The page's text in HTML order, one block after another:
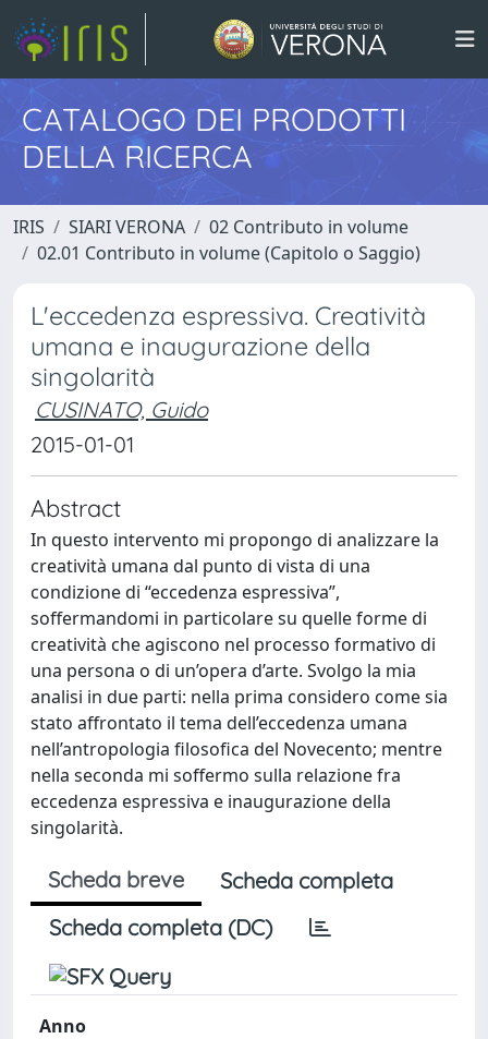
CATALOGO DEI PRODOTTI
DELLA RICERCA
IRIS SIARI VERONA
02 Contributo in volume
02.01 Contributo in volume (Capitolo o Saggio)
L'eccedenza espressiva. Creatività
umana e inaugurazione della
singolarità
CUSINATO, Guido
2015-01-01
Abstract
In questo intervento mi propongo di analizzare la
creatività umana dal punto di vista di una
condizione di “eccedenza espressiva”,
soffermandomi in particolare su quelle forme di
creatività che agiscono nel processo formativo di
una persona o di un’opera d’arte. Svolgo la mia
analisi in due parti: nella prima considero come sia
stato affrontato il tema dell’eccedenza umana
nell’antropologia filosofica del Novecento; mentre
nella seconda mi soffermo sulla relazione fra
eccedenza espressiva e inaugurazione della
singolarità.
Scheda breve
Scheda completa
Scheda completa (DC)
Anno